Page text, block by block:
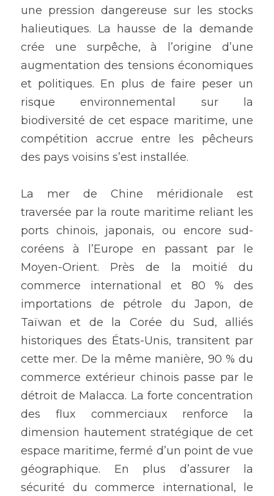
une pression dangereuse sur les stocks
halieutiques. La hausse de la demande
crée une surpêche, à l’origine d’une
augmentation des tensions économiques
et politiques. En plus de faire peser un
risque environnemental sur la
biodiversité de cet espace maritime, une
compétition accrue entre les pêcheurs
des pays voisins s’est installée.
La mer de Chine méridionale est
traversée par la route maritime reliant les
ports chinois, japonais, ou encore sud-
coréens à l’Europe en passant par le
Moyen-Orient. Près de la moitié du
commerce international et 80 % des
importations de pétrole du Japon, de
Taïwan et de la Corée du Sud, alliés
historiques des États-Unis, transitent par
cette mer. De la même manière, 90 % du
commerce extérieur chinois passe par le
détroit de Malacca. La forte concentration
des flux commerciaux renforce la
dimension hautement stratégique de cet
espace maritime, fermé d’un point de vue
géographique. En plus d’assurer la
sécurité du commerce international, le